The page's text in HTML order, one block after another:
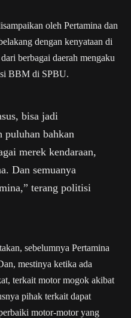
oleh Pertamina dan
dengan kenyataan di
berbagai daerah mengaku
BBM di SPBU.
bisa jadi
puluhan bahkan
merek kendaraan,
Dan semuanya
terang politisi
sebelumnya Pertamina
mestinya ketika ada
terkait motor mogok akibat
pihak terkait dapat
motor-motor yang